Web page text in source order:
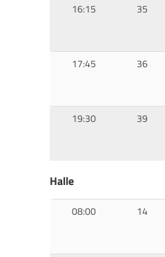
16:15 35
17:45 36
19:30 39
Halle
08:00 14